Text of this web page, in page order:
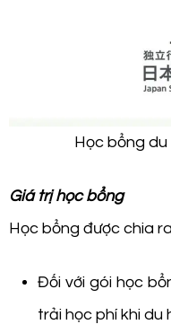
Học bổng
Giá trị học bổng
Học bổng được chia
Đối với gói học
trải học phí khi du